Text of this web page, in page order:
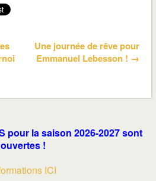
Une journée de rêve pour
Emmanuel Lebesson ! →
pour la saison 2026-2027 sont
ouvertes !
ICI